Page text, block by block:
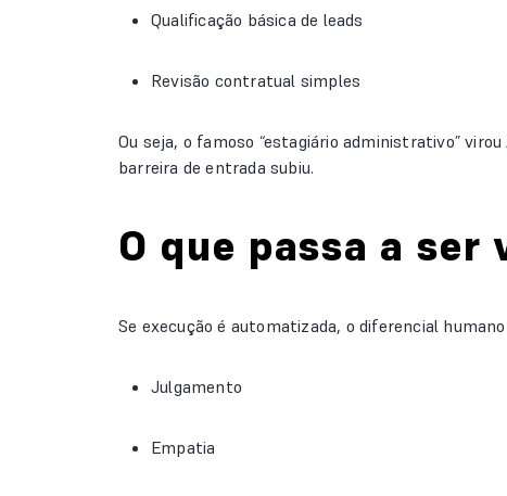
Qualificação básica de leads
Revisão contratual simples
Ou seja, o famoso “estagiário administrativo”
barreira de entrada subiu.
O que passa a ser
Se execução é automatizada, o diferencial
Julgamento
Empatia